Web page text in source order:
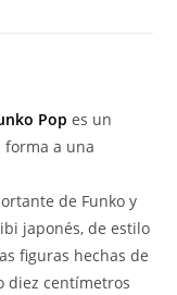
Pop es un
forma a una
de Funko y
japonés, de estilo
figuras hechas de
diez centímetros